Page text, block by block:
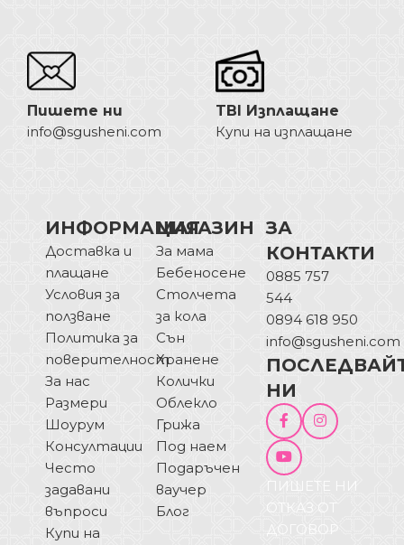
Пишете ни
info@sgusheni.com
TBI Изплащане
Купи на изплащане
ИНФОРМАЦИЯ
Доставка и
плащане
Условия за
ползване
Политика за
поверителност
За нас
Размери
Шоурум
Консултации
Често
задавани
въпроси
Купи на
МАГАЗИН
За мама
Бебеносене
Столчета
за кола
Сън
Хранене
Колички
Облекло
Грижа
Под наем
Подаръчен
ваучер
Блог
ЗА
КОНТАКТИ
0885 757
544
0894 618 950
info@sgusheni.com
НИ